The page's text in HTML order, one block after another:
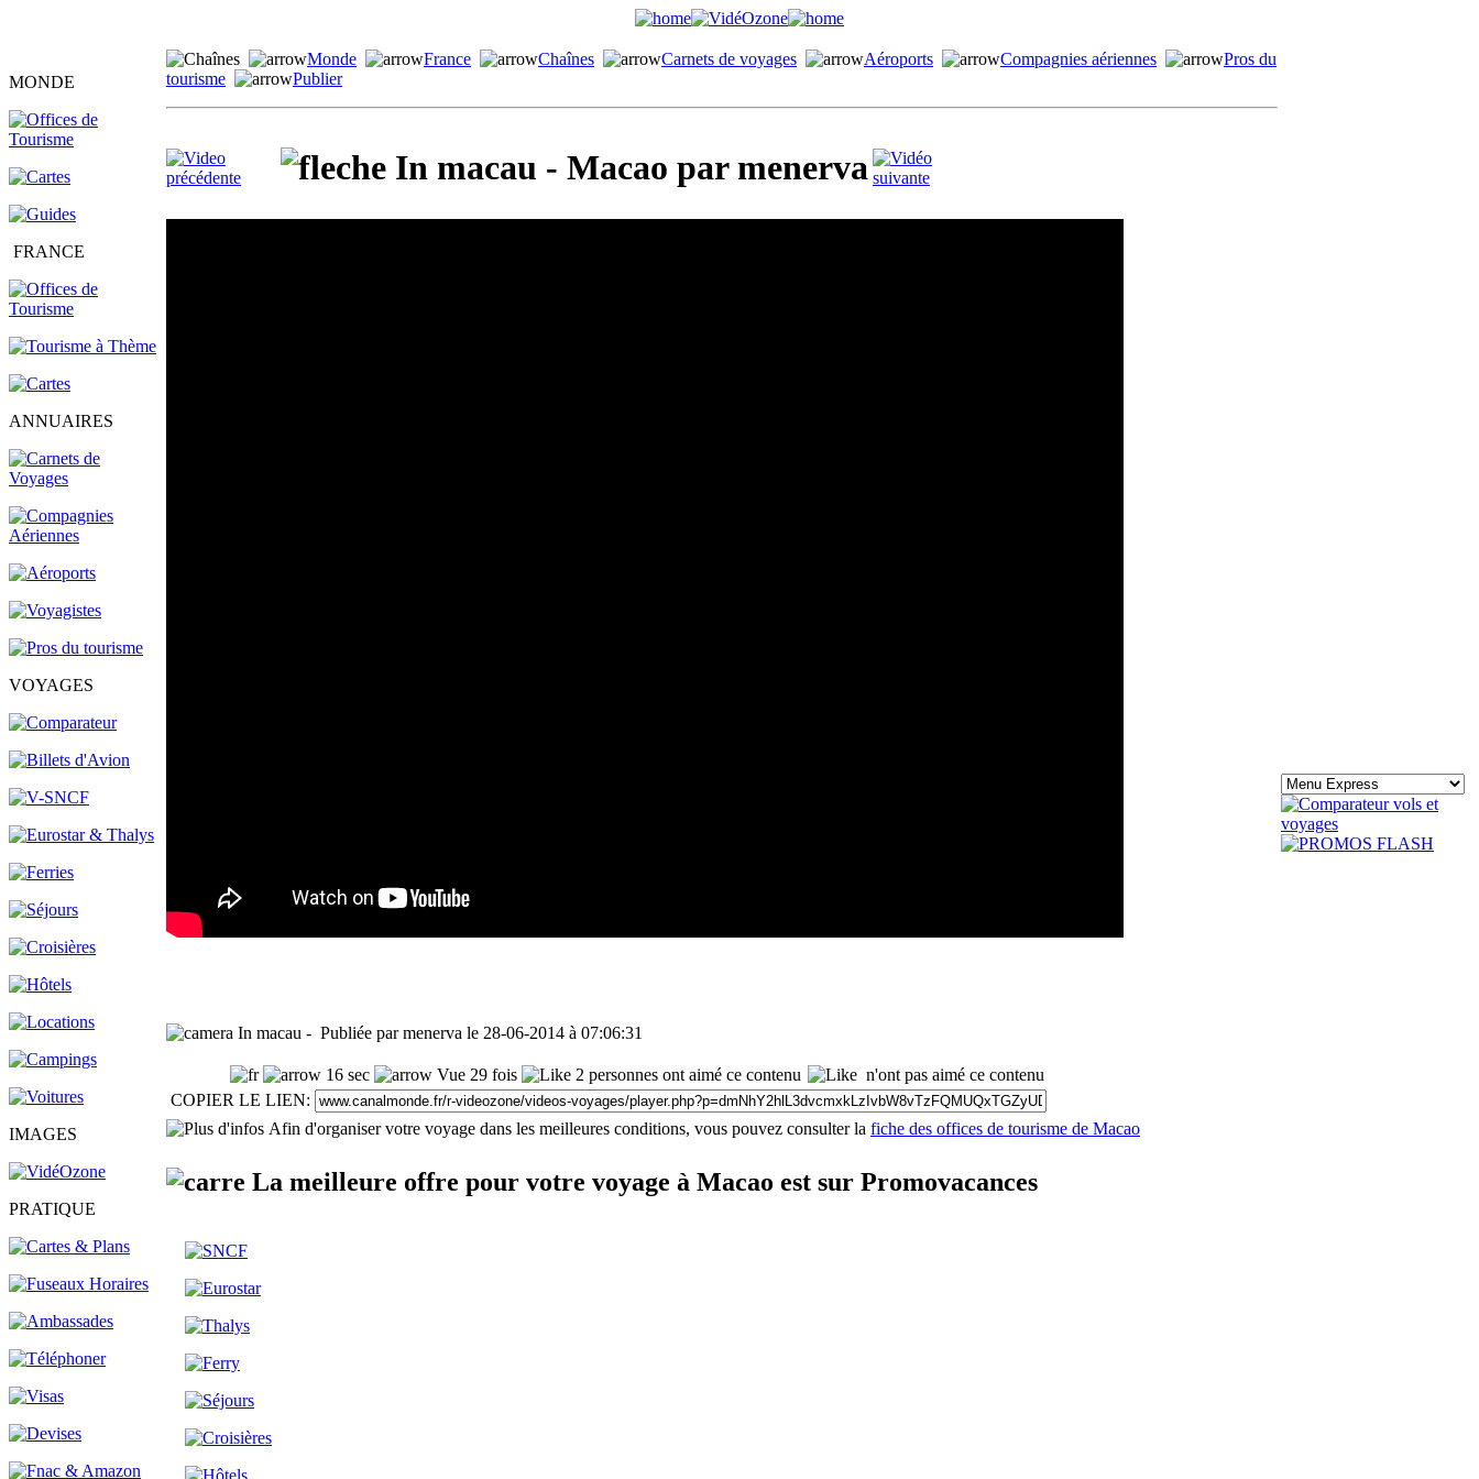
MONDE
FRANCE
ANNUAIRES
VOYAGES
IMAGES
PRATIQUE
Monde France Chaînes Carnets de voyages Aéroports Compagnies aériennes
Pros du
tourisme
Publier
In macau - Macao par menerva
In macau - Publiée par menerva le 28-06-2014 à 07:06:31
16 sec Vue 29 fois 2 personnes ont aimé ce contenu
n'ont pas aimé ce contenu
COPIER LE LIEN:
Afin d'organiser votre voyage dans les meilleures conditions, vous pouvez consulter la fiche des offices de tourisme de Macao
La meilleure offre pour votre voyage à Macao est sur Promovacances